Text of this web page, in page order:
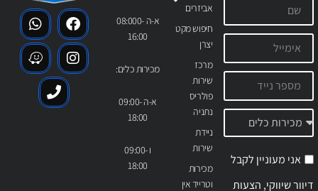
אביזרים
חיפוש מקט
יצרן
מרכז
שירות
פולריס
נתניה
ניידת
שירות
מכירות
וטרייד אין
א-ה 08:000-
16:00
מכירות כלים:
א-ה 09:00-
18:00
ו 09:00-
18:00
אני מעוניין לקבל
דיוור שיווקי, הצעות